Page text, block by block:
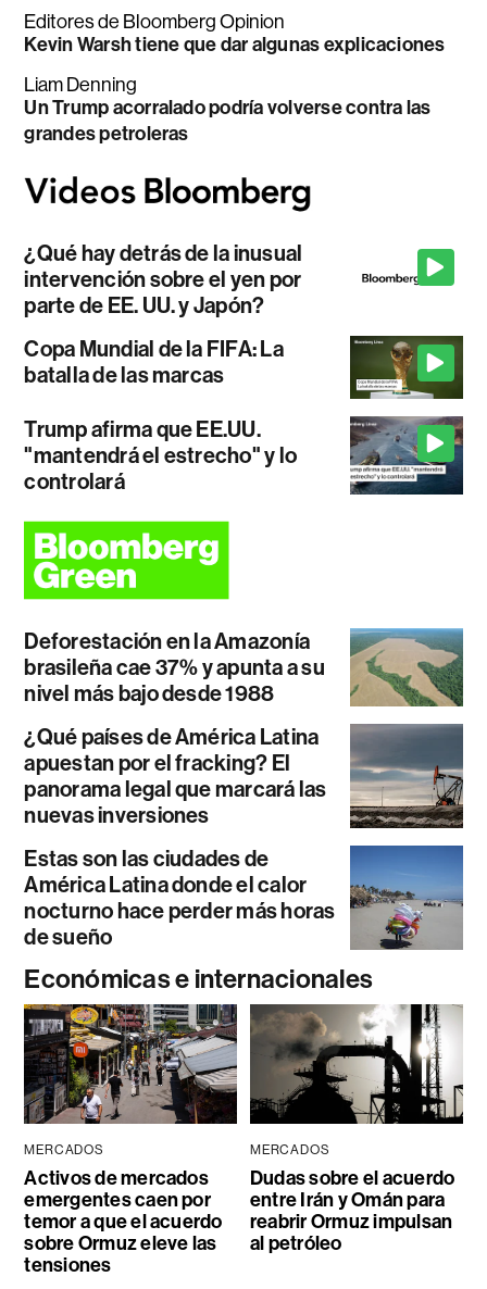
Editores de Bloomberg Opinion
Kevin Warsh tiene que dar algunas explicaciones
Liam Denning
Un Trump acorralado podría volverse contra las
grandes petroleras
¿Qué hay detrás de la inusual
intervención sobre el yen por
parte de EE. UU. y Japón?
Copa Mundial de la FIFA: La
batalla de las marcas
Trump afirma que EE.UU.
"mantendrá el estrecho" y lo
controlará
Deforestación en la Amazonía
brasileña cae 37% y apunta a su
nivel más bajo desde 1988
¿Qué países de América Latina
apuestan por el fracking? El
panorama legal que marcará las
nuevas inversiones
Estas son las ciudades de
América Latina donde el calor
nocturno hace perder más horas
de sueño
Económicas e internacionales
MERCADOS
Activos de mercados
emergentes caen por
temor a que el acuerdo
sobre Ormuz eleve las
tensiones
MERCADOS
Dudas sobre el acuerdo
entre Irán y Omán para
reabrir Ormuz impulsan
al petróleo